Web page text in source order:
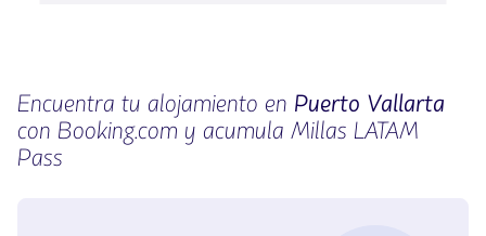
Encuentra tu alojamiento en Puerto Vallarta
con Booking.com y acumula Millas LATAM
Pass